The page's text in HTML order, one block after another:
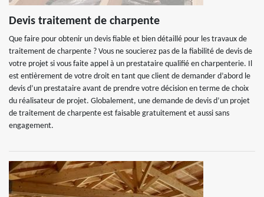
Devis traitement de charpente
Que faire pour obtenir un devis fiable et bien détaillé pour les travaux de
traitement de charpente ? Vous ne soucierez pas de la fiabilité de devis de
votre projet si vous faite appel à un prestataire qualifié en charpenterie. Il
est entièrement de votre droit en tant que client de demander d’abord le
devis d’un prestataire avant de prendre votre décision en terme de choix
du réalisateur de projet. Globalement, une demande de devis d’un projet
de traitement de charpente est faisable gratuitement et aussi sans
engagement.